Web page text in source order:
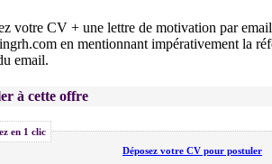
votre CV + une lettre de motivation par
en mentionnant impérativement la
email.
à cette offre
en 1 clic
Déposez votre CV pour postuler